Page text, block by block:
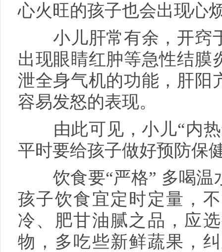
心火旺的孩子也会出现心
小儿肝常有余，开窍
出现眼睛红肿等急性结膜
泄全身气机的功能，肝阳
容易发怒的表现。
由此可见，小儿“内热
平时要给孩子做好预防保
饮食要“严格” 多喝温
孩子饮食宜定时定量，
冷、肥甘油腻之品，应
物，多吃些新鲜蔬果，